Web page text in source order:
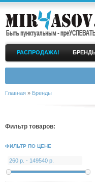
РАСПРОДАЖА!
Главная » Бренды
Фильтр товаров:
ФИЛЬТР ПО ЦЕНЕ